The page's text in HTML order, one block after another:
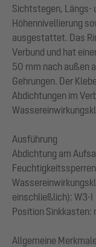
Sichtstegen, Längs-
Höhennivellierung
ausgestattet. Das
Verbund und hat
50 mm nach außen
Gehrungen. Der
Abdichtungen im
Ausführung
Abdichtung am
einschließlich): W3-I
Position Sinkkasten:
Allgemeine Merkmale